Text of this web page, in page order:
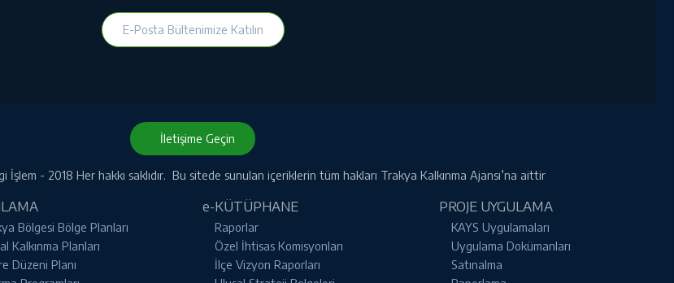
E-Posta Bültenimize Katılın
İletişime Geçin
İşlem - 2018 Her hakkı saklıdır. Bu sitede sunulan içeriklerin tüm hakları Trakya Kalkınma Ajansı’na aittir
Bölgesi Bölge Planları
Kalkınma Planları
Düzeni Planı
e-KÜTÜPHANE
Raporlar
Özel İhtisas Komisyonları
İlçe Vizyon Raporları
PROJE UYGULAMA
KAYS Uygulamaları
Uygulama Dokümanları
Satınalma